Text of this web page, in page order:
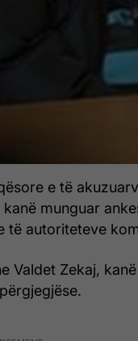
e të
kanë munguar
të autoriteteve
Valdet Zekaj,